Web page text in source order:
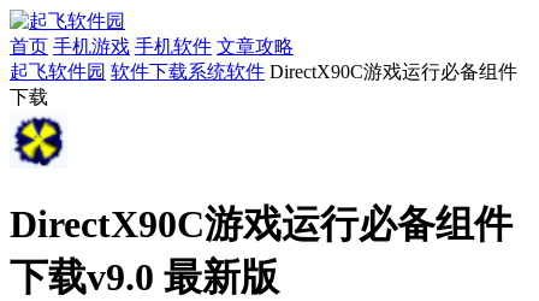
首页 手机游戏 手机软件 文章攻略
起飞软件园 软件下载系统软件 DirectX90C游戏运行必备组件
下载
DirectX90C游戏运行必备组件
下载v9.0 最新版